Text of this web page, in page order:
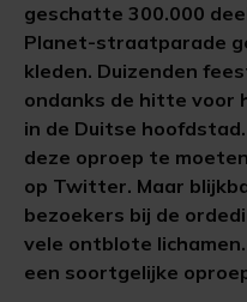
geschatte 300.000
Planet-straatparade
kleden. Duizenden
ondanks de hitte voor
in de Duitse
deze oproep te
op Twitter. Maar
bezoekers bij de
vele ontblote
een soortgelijke